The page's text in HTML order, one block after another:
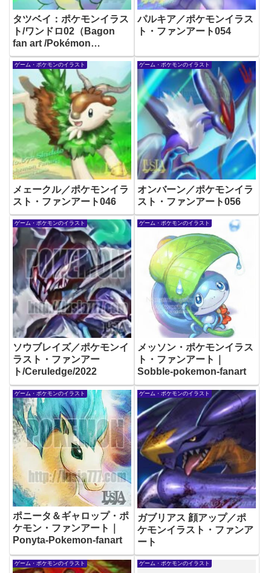
タツベイ：ポケモンイラス
ト/ワンドロ02（Bagon
fan art /Pokémon
illustration）
パルキア／ポケモンイラス
ト・ファンアート054
ゲーム・ポケモンのイラスト
メェークル／ポケモンイラ
スト・ファンアート046
ゲーム・ポケモンのイラスト
オンバーン／ポケモンイラ
スト・ファンアート056
ゲーム・ポケモンのイラスト
ソウブレイズ／ポケモンイ
ラスト・ファンアー
ト/Ceruledge/2022
ゲーム・ポケモンのイラスト
メッソン・ポケモンイラス
ト・ファンアート｜
Sobble-pokemon-fanart
ゲーム・ポケモンのイラスト
ポニータ＆ギャロップ・ポ
ケモン・ファンアート｜
Ponyta-Pokemon-fanart
ゲーム・ポケモンのイラスト
ガブリアス 顔アップ／ポ
ケモンイラスト・ファンア
ート
ゲーム・ポケモンのイラスト ゲーム・ポケモンのイラスト